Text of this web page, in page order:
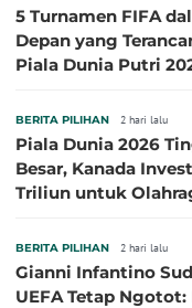
5 Turnamen FIFA
Depan yang
Piala Dunia Putri
BERITA PILIHAN 2 hari lalu
Piala Dunia 2026
Besar, Kanada
Triliun untuk
BERITA PILIHAN 2 hari lalu
Gianni Infantino
UEFA Tetap